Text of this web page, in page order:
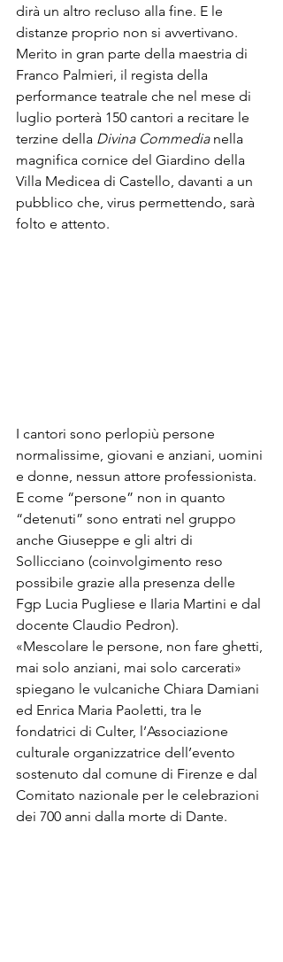
dirà un altro recluso alla fine. E le
distanze proprio non si avvertivano.
Merito in gran parte della maestria di
Franco Palmieri, il regista della
performance teatrale che nel mese di
luglio porterà 150 cantori a recitare le
terzine della Divina Commedia nella
magnifica cornice del Giardino della
Villa Medicea di Castello, davanti a un
pubblico che, virus permettendo, sarà
folto e attento.
I cantori sono perlopiù persone
normalissime, giovani e anziani, uomini
e donne, nessun attore professionista.
E come “persone” non in quanto
“detenuti” sono entrati nel gruppo
anche Giuseppe e gli altri di
Sollicciano (coinvolgimento reso
possibile grazie alla presenza delle
Fgp Lucia Pugliese e Ilaria Martini e dal
docente Claudio Pedron).
«Mescolare le persone, non fare ghetti,
mai solo anziani, mai solo carcerati»
spiegano le vulcaniche Chiara Damiani
ed Enrica Maria Paoletti, tra le
fondatrici di Culter, l’Associazione
culturale organizzatrice dell’evento
sostenuto dal comune di Firenze e dal
Comitato nazionale per le celebrazioni
dei 700 anni dalla morte di Dante.